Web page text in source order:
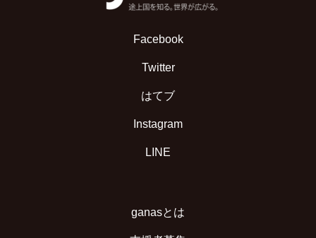
Facebook
Twitter
はてブ
Instagram
LINE
ganasとは